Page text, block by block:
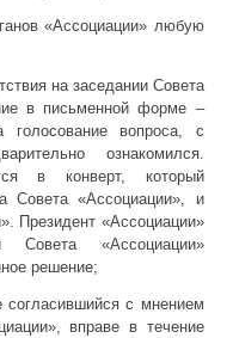
«Ассоциации» любую
на заседании Совета
в письменной форме –
голосование вопроса, с
ознакомился.
в конверт, который
Совета «Ассоциации», и
Президент «Ассоциации»
Совета «Ассоциации»
решение;
с мнением
вправе в течение